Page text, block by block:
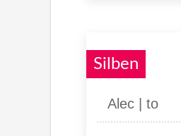
Silben
Alec | to